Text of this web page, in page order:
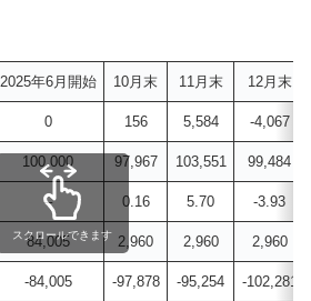
2025年6月開始 10月末 11月末 12月末
0 156 5,584 -4,067
100,000 97,967 103,551 99,484
– 0.16 5.70 -3.93
84,005 2,960 2,960 2,960
-84,005 -97,878 -95,254 -102,281
スクロールできます